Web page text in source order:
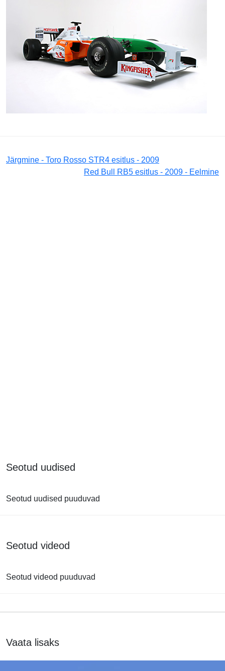
Järgmine - Toro Rosso STR4 esitlus - 2009
Red Bull RB5 esitlus - 2009 - Eelmine
Seotud uudised
Seotud uudised puuduvad
Seotud videod
Seotud videod puuduvad
Vaata lisaks